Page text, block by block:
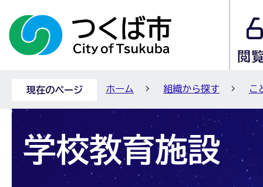
現在のページ ホーム 組織から探す こ
学校教育施設